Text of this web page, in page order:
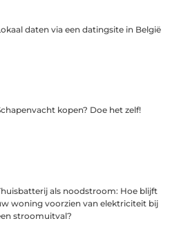
daten via een datingsite in België
kopen? Doe het zelf!
als noodstroom: Hoe blijft
woning voorzien van elektriciteit bij
stroomuitval?